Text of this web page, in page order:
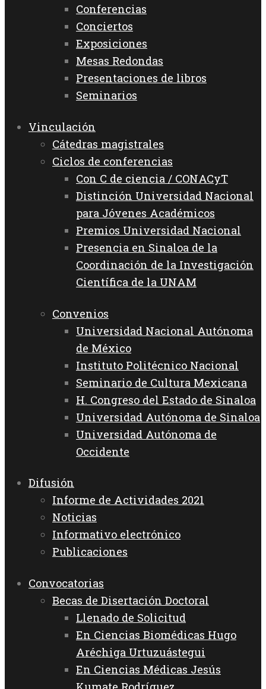
Conferencias
Conciertos
Exposiciones
Mesas Redondas
Presentaciones de libros
Seminarios
Vinculación
Cátedras magistrales
Ciclos de conferencias
Con C de ciencia / CONACyT
Distinción Universidad Nacional
para Jóvenes Académicos
Premios Universidad Nacional
Presencia en Sinaloa de la
Coordinación de la Investigación
Científica de la UNAM
Convenios
Universidad Nacional Autónoma
de México
Instituto Politécnico Nacional
Seminario de Cultura Mexicana
H. Congreso del Estado de Sinaloa
Universidad Autónoma de Sinaloa
Universidad Autónoma de
Occidente
Difusión
Informe de Actividades 2021
Noticias
Informativo electrónico
Publicaciones
Convocatorias
Becas de Disertación Doctoral
Llenado de Solicitud
En Ciencias Biomédicas Hugo
Aréchiga Urtuzuástegui
En Ciencias Médicas Jesús